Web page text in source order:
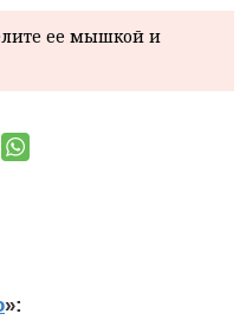
ее мышкой и
»: